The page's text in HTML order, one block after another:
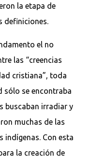
la etapa de
definiciones.
el no
las “creencias
cristiana”, toda
sólo se encontraba
buscaban irradiar y
muchas de las
indígenas. Con esta
la creación de